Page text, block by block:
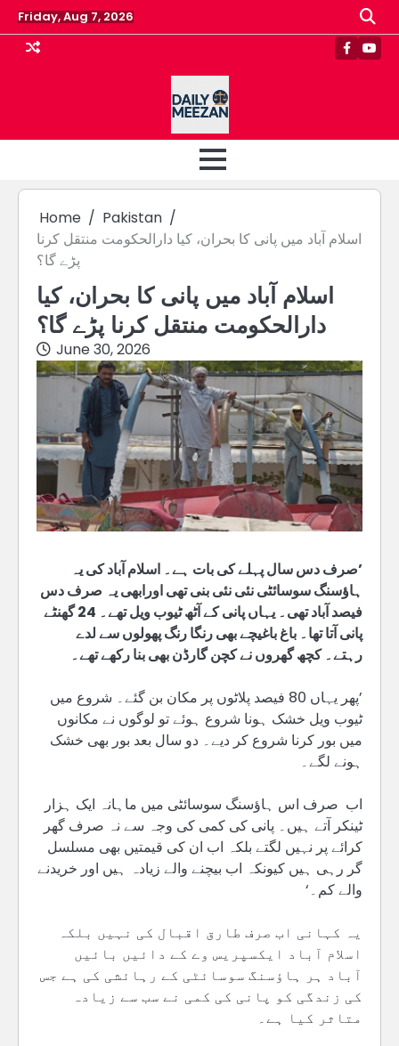
Skip
to
content
Friday, Aug 7, 2026
Home
Pakistan
اسلام آباد میں پانی کا بحران، کیا دارالحکومت منتقل کرنا
پڑے گا؟
اسلام آباد میں پانی کا بحران، کیا
دارالحکومت منتقل کرنا پڑے گا؟
June 30, 2026
’صرف دس سال پہلے کی بات ہے۔ اسلام آباد کی یہ
ہاؤسنگ سوسائٹی نئی نئی بنی تھی اورابھی یہ صرف دس
فیصد آباد تھی۔ یہاں پانی کے آٹھ ٹیوب ویل تھے۔ 24 گھنٹے
پانی آتا تھا۔ باغ باغیچے بھی رنگا رنگ پھولوں سے لدے
رہتے۔ کچھ گھروں نے کچن گارڈن بھی بنا رکھے تھے۔
’پھر یہاں 80 فیصد پلاٹوں پر مکان بن گئے۔ شروع میں
ٹیوب ویل خشک ہونا شروع ہوئے تو لوگوں نے مکانوں
میں بور کرنا شروع کر دیے۔ دو سال بعد بور بھی خشک
ہونے لگے۔
اب صرف اس ہاؤسنگ سوسائٹی میں ماہانہ ایک ہزار
ٹینکر آتے ہیں۔ پانی کی کمی کی وجہ سے نہ صرف گھر
کرائے پر نہیں لگتے بلکہ اب ان کی قیمتیں بھی مسلسل
گر رہی ہیں کیونکہ اب بیچنے والے زیادہ ہیں اور خریدنے
والے کم۔‘
یہ کہانی اب صرف طارق اقبال کی نہیں بلکہ
اسلام آباد ایکسپریس وے کے دائیں بائیں
آباد ہر ہاؤسنگ سوسائٹی کے رہائشی کی ہے جس
کی زندگی کو پانی کی کمی نے سب سے زیادہ
متاثر کیا ہے۔